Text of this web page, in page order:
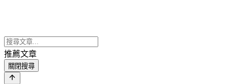
推薦文章
關閉搜尋